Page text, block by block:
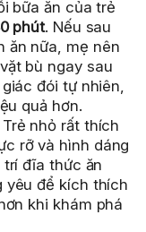
bữa ăn của trẻ
phút. Nếu sau
ăn nữa, mẹ nên
bù ngay sau
đói tự nhiên,
quả hơn.
nhỏ rất thích
rỡ và hình dáng
đĩa thức ăn
yêu để kích thích
khi khám phá